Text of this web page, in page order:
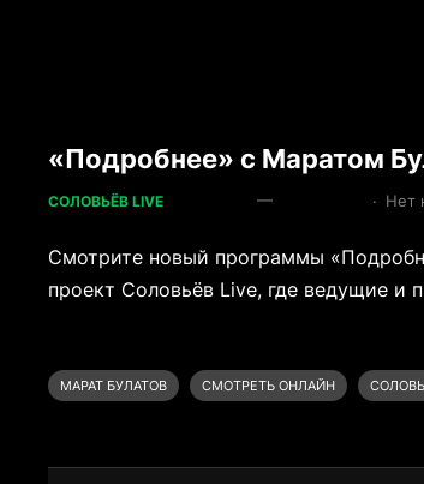
«Подробнее» с Маратом
СОЛОВЬЁВ LIVE — · Нет
Смотрите новый программы
проект Соловьёв Live, где ведущие и
МАРАТ БУЛАТОВ СМОТРЕТЬ ОНЛАЙН